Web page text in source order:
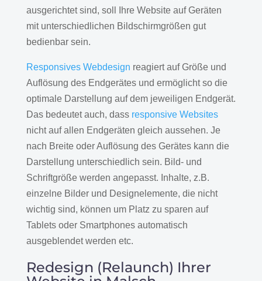
ausgerichtet sind, soll Ihre Website auf Geräten
mit unterschiedlichen Bildschirmgrößen gut
bedienbar sein.
Responsives Webdesign reagiert auf Größe und
Auflösung des Endgerätes und ermöglicht so die
optimale Darstellung auf dem jeweiligen Endgerät.
Das bedeutet auch, dass responsive Websites
nicht auf allen Endgeräten gleich aussehen. Je
nach Breite oder Auflösung des Gerätes kann die
Darstellung unterschiedlich sein. Bild- und
Schriftgröße werden angepasst. Inhalte, z.B.
einzelne Bilder und Designelemente, die nicht
wichtig sind, können um Platz zu sparen auf
Tablets oder Smartphones automatisch
ausgeblendet werden etc.
Redesign (Relaunch) Ihrer